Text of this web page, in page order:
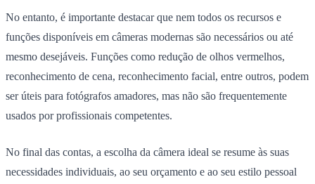
No entanto, é importante destacar que nem todos os recursos e
funções disponíveis em câmeras modernas são necessários ou até
mesmo desejáveis. Funções como redução de olhos vermelhos,
reconhecimento de cena, reconhecimento facial, entre outros, podem
ser úteis para fotógrafos amadores, mas não são frequentemente
usados por profissionais competentes.
No final das contas, a escolha da câmera ideal se resume às suas
necessidades individuais, ao seu orçamento e ao seu estilo pessoal